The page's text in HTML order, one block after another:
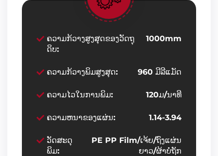
ຄວາມກ້ວາງສູງສຸດຂອງວັດຖຸ
ດິບ:
1000mm
ຄວາມກ້ວາງພິມສູງສຸດ: 960 ມີລີແມັດ
ຄວາມໄວໃນການພິມ: 120ມ/ນາທີ
ຄວາມຫນາຂອງແຜ່ນ: 1.14-3.94
ວັດສະດຸ
ພິມ:
PE PP Film/ເຈ້ຍ/ຖົງແຜ່ນ
ຍາວ/ຜ້າບໍ່ຖັກ